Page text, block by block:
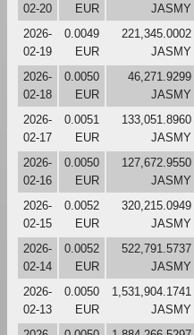
02-20
EUR
JASMY
2026-
02-19
0.0049
EUR
221,345.0002
JASMY
2026-
02-18
0.0050
EUR
46,271.9299
JASMY
2026-
02-17
0.0051
EUR
133,051.8960
JASMY
2026-
02-16
0.0050
EUR
127,672.9550
JASMY
2026-
02-15
0.0052
EUR
320,215.0949
JASMY
2026-
02-14
0.0052
EUR
522,791.5737
JASMY
2026-
02-13
0.0050
EUR
1,531,904.1741
JASMY